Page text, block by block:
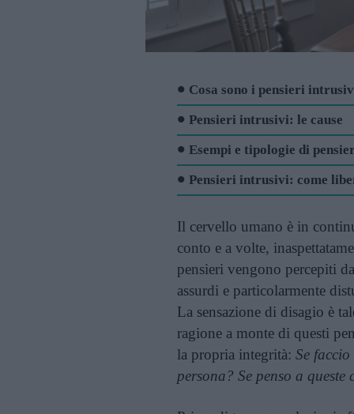
Cosa sono i pensieri
Pensieri intrusivi: le cause
Esempi e tipologie di
Pensieri intrusivi: come
Il cervello umano è in
conto e a volte,
pensieri vengono percepiti
assurdi e particolarmente
La sensazione di disagio è
ragione a monte di questi
la propria integrità: Se
persona? Se penso a